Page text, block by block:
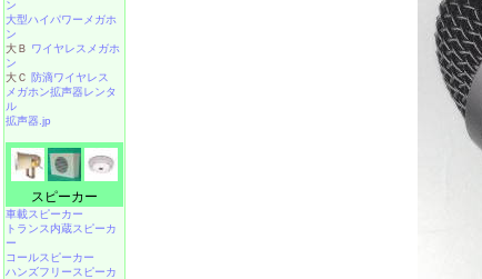
ン
大型ハイパワーメガホ
ン
大Ｂ ワイヤレスメガホ
ン
大Ｃ 防滴ワイヤレス
メガホン拡声器レンタ
ル
拡声器.jp
スピーカー
車載スピーカー
トランス内蔵スピーカ
ー
コールスピーカー
ハンズフリースピーカ